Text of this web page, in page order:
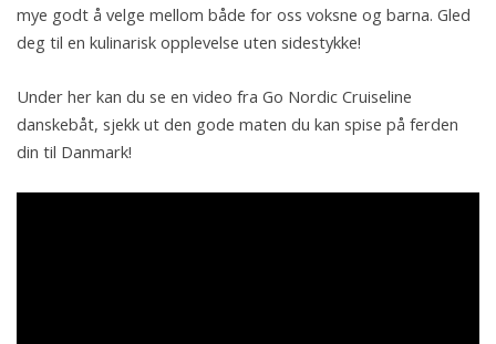
mye godt å velge mellom både for oss voksne og barna. Gled
deg til en kulinarisk opplevelse uten sidestykke!
Under her kan du se en video fra Go Nordic Cruiseline
danskebåt, sjekk ut den gode maten du kan spise på ferden
din til Danmark!